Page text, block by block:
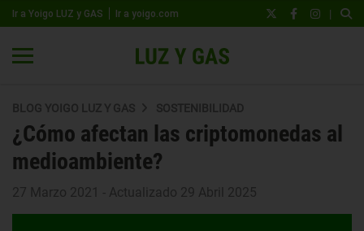
Ir a Yoigo LUZ y GAS Ir a yoigo.com |
BLOG YOIGO LUZ Y GAS SOSTENIBILIDAD
¿Cómo afectan las criptomonedas al
medioambiente?
27 Marzo 2021 - Actualizado 29 Abril 2025